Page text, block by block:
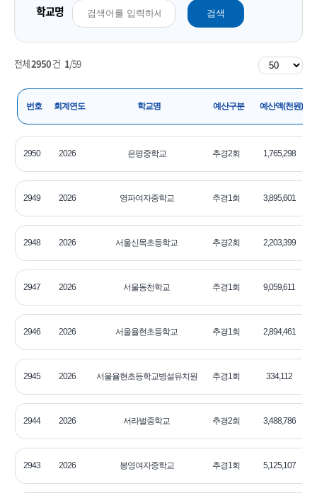
학교명
검색
전체2950건 1/59
번호 회계연도 학교명 예산구분 예산액(천원)
2950 2026 은평중학교 추경2회 1,765,298
2949 2026 영파여자중학교 추경1회 3,895,601
2948 2026 서울신목초등학교 추경2회 2,203,399
2947 2026 서울동천학교 추경1회 9,059,611
2946 2026 서울율현초등학교 추경1회 2,894,461
2945 2026 서울율현초등학교병설유치원 추경1회 334,112
2944 2026 서라벌중학교 추경2회 3,488,786
2943 2026 봉영여자중학교 추경1회 5,125,107